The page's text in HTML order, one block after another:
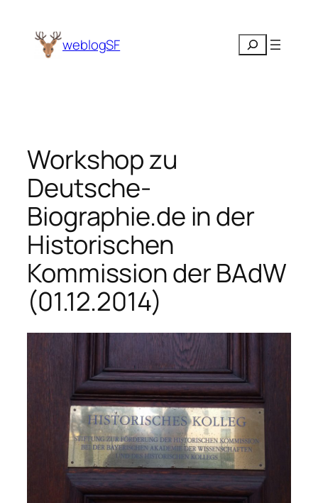
Inhalt
springen weblogSF Suchen
Workshop zu
Deutsche-
Biographie.de in der
Historischen
Kommission der BAdW
(01.12.2014)